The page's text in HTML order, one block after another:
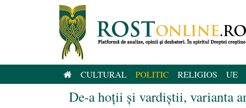
CULTURAL POLITIC RELIGIOS UE
De-a hoții și vardiștii, varianta